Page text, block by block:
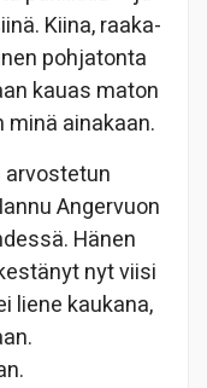
Kiina, raaka-
pohjatonta
kauas maton
minä ainakaan.
Angervuon
Hänen
nyt viisi
liene kaukana,